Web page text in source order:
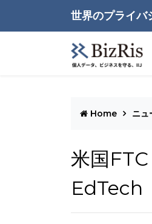
世界のプライバ
Home ニュ
米国
EdTech